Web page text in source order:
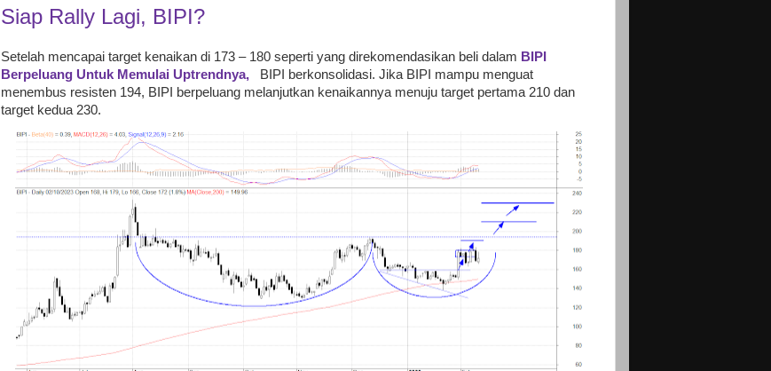
Siap Rally Lagi, BIPI?
Setelah mencapai target kenaikan di 173 – 180 seperti yang direkomendasikan beli dalam BIPI
Berpeluang Untuk Memulai Uptrendnya,
BIPI berkonsolidasi. Jika BIPI mampu menguat
menembus resisten 194, BIPI berpeluang melanjutkan kenaikannya menuju target pertama 210 dan
target kedua 230.